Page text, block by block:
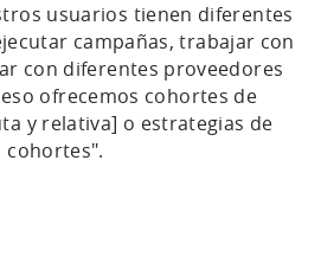
usuarios tienen diferentes
campañas, trabajar con
con diferentes proveedores
ofrecemos cohortes de
y relativa] o estrategias de
cohortes".